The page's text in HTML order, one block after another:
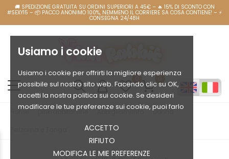
Usiamo i cookie
Usiamo i cookie per offrirti la migliore esperienza
possibile sul nostro sito web. Facendo clic su OK,
accetti la nostra politica sui cookie. Se desideri
modificare le tue preferenze sui cookie, puoi farlo
ACCETTO
RIFIUTO
MODIFICA LE MIE PREFERENZE
Home pinkrabbitonline Abbigliamento Donna